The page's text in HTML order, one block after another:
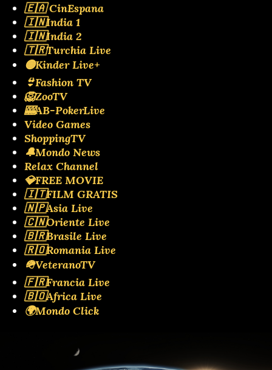
🇪🇦 CinEspana
🇮🇳India 1
🇮🇳India 2
🇹🇷Turchia Live
🟡Kinder Live+
👙Fashion TV
🦁ZooTV
🎰AB-PokerLive
Video Games
ShoppingTV
🔔Mondo News
Relax Channel
💎FREE MOVIE
🇮🇹FILM GRATIS
🇳🇵Asia Live
🇨🇳Oriente Live
🇧🇷Brasile Live
🇷🇴Romania Live
🪖VeteranoTV
🇫🇷Francia Live
🇧🇴Africa Live
🌍Mondo Click